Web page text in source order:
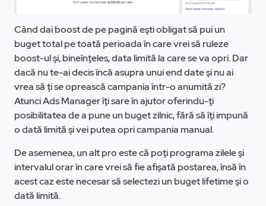
Când dai boost de pe pagină eşti obligat să pui un
buget total pe toată perioada în care vrei să ruleze
boost-ul şi, bineînţeles, data limită la care se va opri. Dar
dacă nu te-ai decis încă asupra unui end date şi nu ai
vrea să ţi se oprească campania într-o anumită zi?
Atunci Ads Manager îţi sare în ajutor oferindu-ţi
posibilitatea de a pune un buget zilnic, fără să îţi impună
o dată limită şi vei putea opri campania manual.
De asemenea, un alt pro este că poţi programa zilele şi
intervalul orar în care vrei să fie afişată postarea, însă în
acest caz este necesar să selectezi un buget lifetime şi o
dată limită.